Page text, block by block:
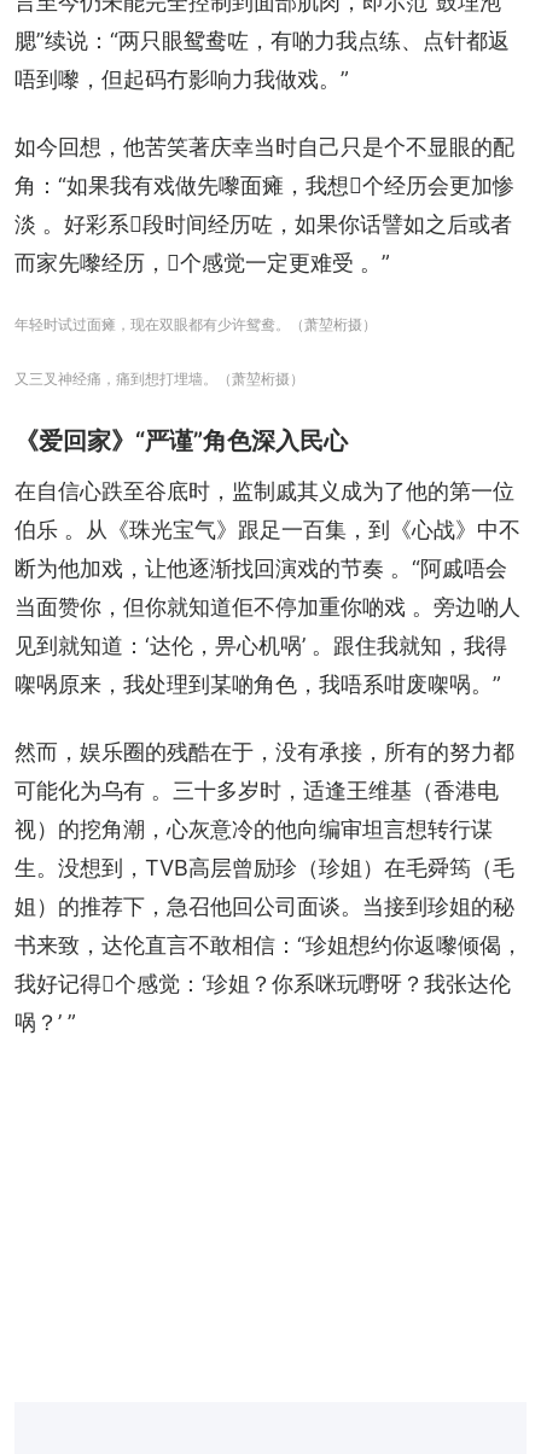
腮”续说：“两只眼鸳鸯咗，有啲力我点练、点针都返
唔到嚟，但起码冇影响力我做戏。”
如今回想，他苦笑著庆幸当时自己只是个不显眼的配
角：“如果我有戏做先嚟面瘫，我想𠮶个经历会更加惨
淡 。好彩系𠮶段时间经历咗，如果你话譬如之后或者
而家先嚟经历，𠮶个感觉一定更难受 。”
年轻时试过面瘫，现在双眼都有少许鸳鸯。（萧堃桁摄）
又三叉神经痛，痛到想打埋墙。（萧堃桁摄）
《爱回家》“严谨”角色深入民心
在自信心跌至谷底时，监制戚其义成为了他的第一位
伯乐 。从《珠光宝气》跟足一百集，到《心战》中不
断为他加戏，让他逐渐找回演戏的节奏 。“阿戚唔会
当面赞你，但你就知道佢不停加重你啲戏 。旁边啲人
见到就知道：‘达伦，畀心机㖞’ 。跟住我就知，我得
㗎㖞原来，我处理到某啲角色，我唔系咁废㗎㖞。”
然而，娱乐圈的残酷在于，没有承接，所有的努力都
可能化为乌有 。三十多岁时，适逢王维基（香港电
视）的挖角潮，心灰意冷的他向编审坦言想转行谋
生。没想到，TVB高层曾励珍（珍姐）在毛舜筠（毛
姐）的推荐下，急召他回公司面谈。当接到珍姐的秘
书来致，达伦直言不敢相信：“珍姐想约你返嚟倾偈，
我好记得𠮶个感觉：‘珍姐？你系咪玩嘢呀？我张达伦
㖞？’ ”